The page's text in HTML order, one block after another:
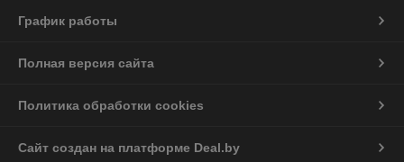
График работы
Полная версия сайта
Политика обработки cookies
Сайт создан на платформе Deal.by